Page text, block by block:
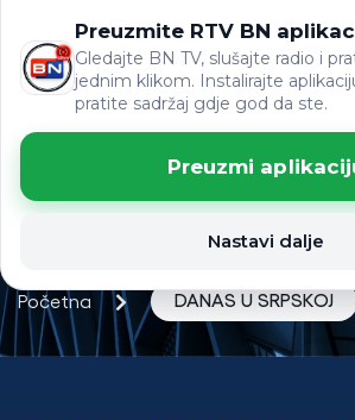
VIJESTI
Preuzmite RTV BN
Gledajte BN TV, slušajte radio i
jednim klikom. Instalirajte
pratite sadržaj gdje god da ste.
Preuzmi
Nastavi dalje
Početna DANAS U SRPSKOJ